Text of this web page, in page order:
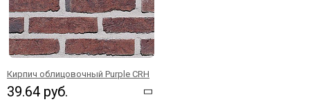
Кирпич облицовочный Purple CRH
39.64 руб.